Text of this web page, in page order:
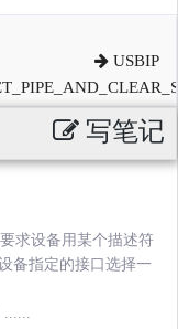
USBIP
写笔记
求设备用某个描述符
备指定的接口选择一
......